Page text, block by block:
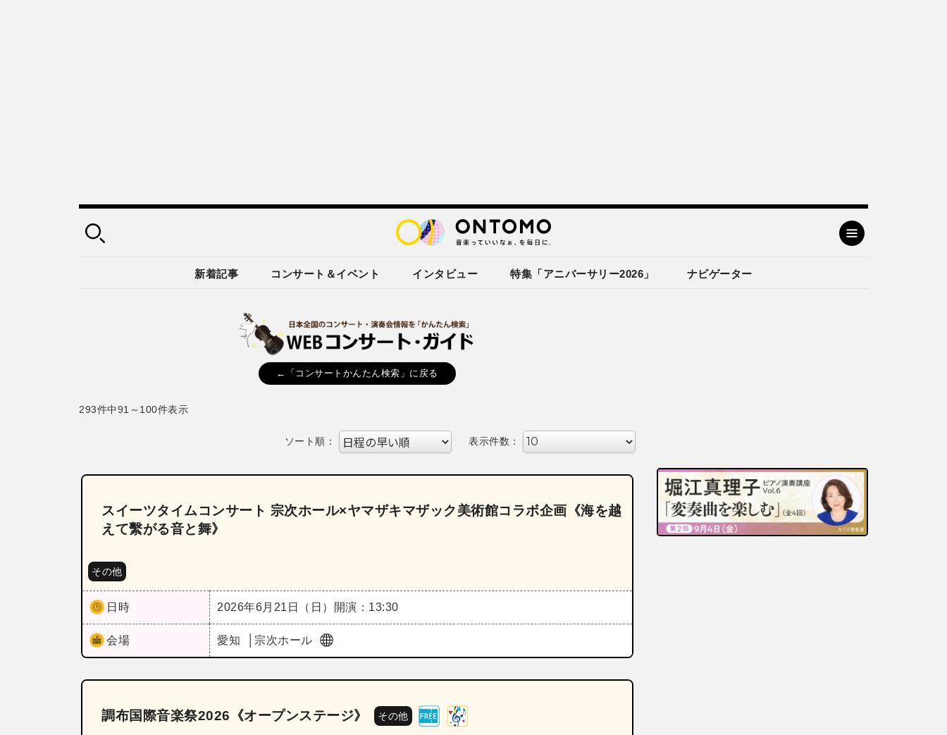
新着記事 コンサート＆イベント インタビュー 特集「アニバーサリー2026」 ナビゲーター
←「コンサートかんたん検索」に戻る
293件中91～100件表示
ソート順： 表示件数：
スイーツタイムコンサート 宗次ホール×ヤマザキマザック美術館コラボ企画《海を越
えて繫がる音と舞》
その他
日時 2026年6月21日（日） 開演：13:30
会場 愛知 宗次ホール
調布国際音楽祭2026《オープンステージ》 その他